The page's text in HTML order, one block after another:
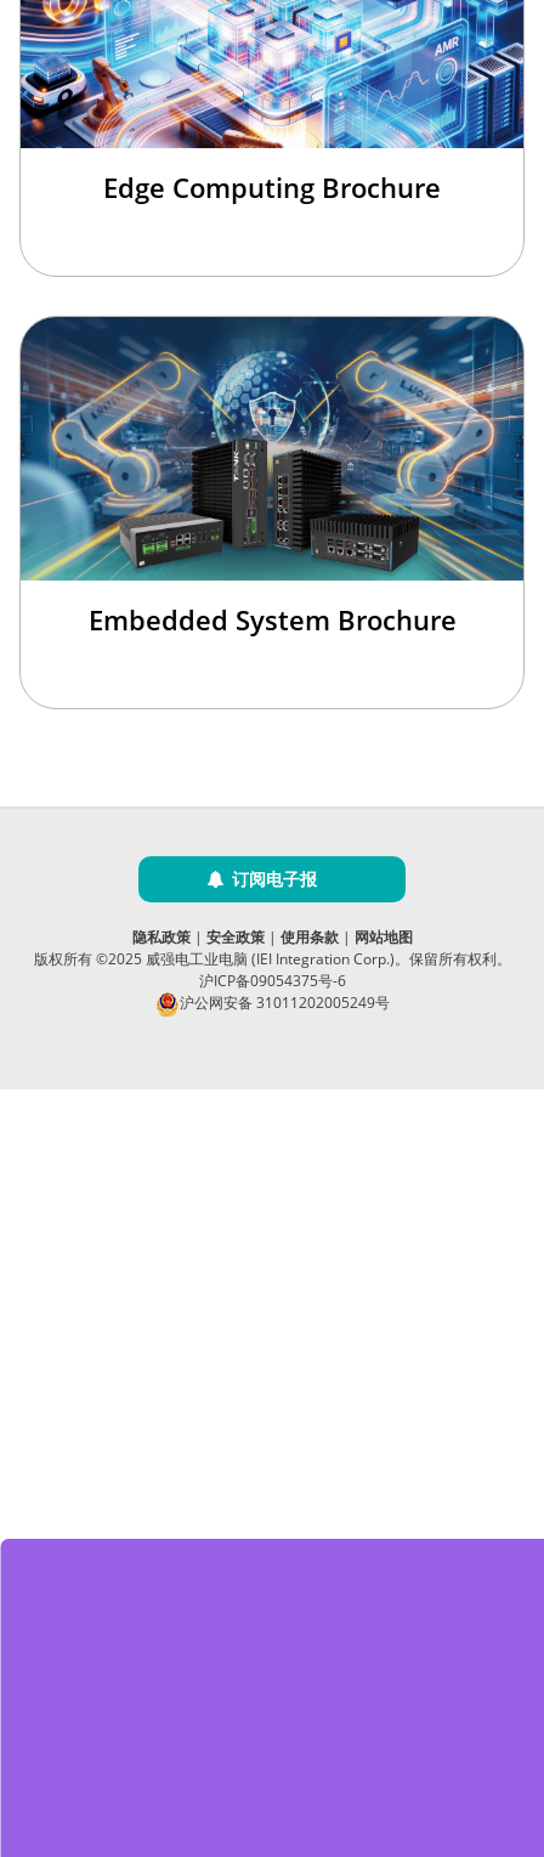
Edge Computing Brochure
Embedded System Brochure
订阅电子报
隐私政策| 安全政策| 使用条款| 网站地图
版权所有 ©2025 威强电工业电脑 (IEI Integration Corp.)。保留所有权利。
沪ICP备09054375号-6
沪公网安备 31011202005249号